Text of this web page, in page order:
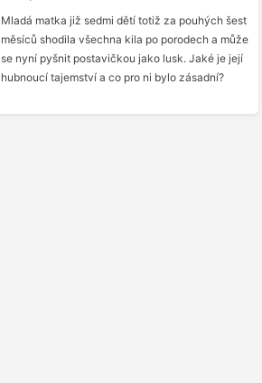
Mladá matka již sedmi dětí totiž za pouhých šest
měsíců shodila všechna kila po porodech a může
se nyní pyšnit postavičkou jako lusk. Jaké je její
hubnoucí tajemství a co pro ni bylo zásadní?